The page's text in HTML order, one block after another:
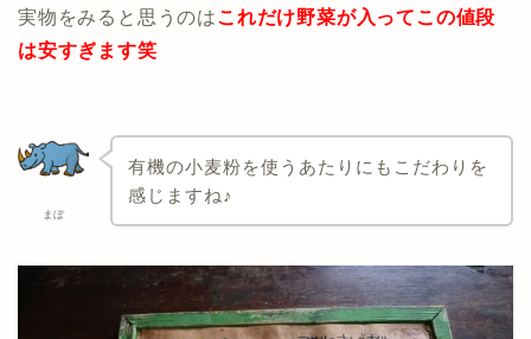
実物をみると思うのはこれだけ野菜が入ってこの値段
は安すぎます笑
まぼ
有機の小麦粉を使うあたりにもこだわりを
感じますね♪